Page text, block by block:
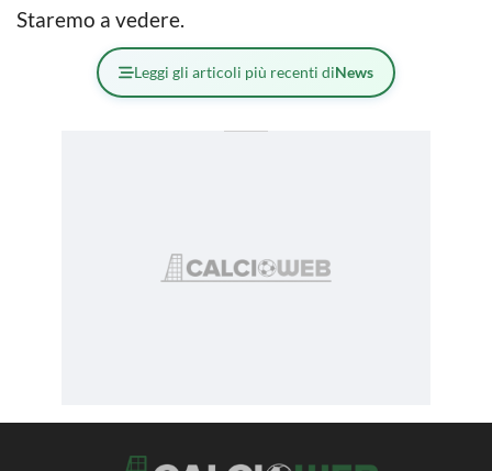
Staremo a vedere.
Leggi gli articoli più recenti diNews